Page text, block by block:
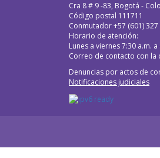
Cra 8 # 9 -83, Bogotá -
Código postal 111711
Conmutador +57 (601) 327
Horario de atención:
Lunes a viernes 7:30 a.m. a
Correo de contacto con la
Denuncias por actos de
Notificaciones judiciales